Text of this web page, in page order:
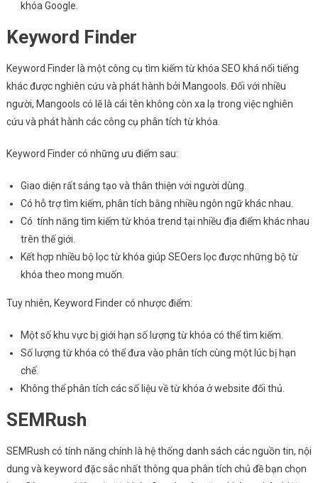
khóa Google.
Keyword Finder
Keyword Finder là một công cụ tìm kiếm từ khóa SEO khá nổi tiếng
khác được nghiên cứu và phát hành bởi Mangools. Đối với nhiều
người, Mangools có lẽ là cái tên không còn xa lạ trong việc nghiên
cứu và phát hành các công cụ phân tích từ khóa.
Keyword Finder có những ưu điểm sau:
Giao diện rất sáng tạo và thân thiện với người dùng.
Có hỗ trợ tìm kiếm, phân tích bằng nhiều ngôn ngữ khác nhau.
Có tính năng tìm kiếm từ khóa trend tại nhiều địa điểm khác nhau
trên thế giới.
Kết hợp nhiều bộ lọc từ khóa giúp SEOers lọc được những bộ từ
khóa theo mong muốn.
Tuy nhiên, Keyword Finder có nhược điểm:
Một số khu vực bị giới hạn số lượng từ khóa có thể tìm kiếm.
Số lượng từ khóa có thể đưa vào phân tích cùng một lúc bị hạn
chế.
Không thể phân tích các số liệu về từ khóa ở website đối thủ.
SEMRush
SEMRush có tính năng chính là hệ thống danh sách các nguồn tin, nội
dung và keyword đặc sắc nhất thông qua phân tích chủ đề bạn chọn